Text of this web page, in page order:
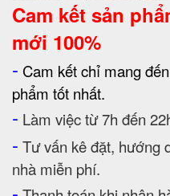
Cam kết sản
mới 100%
- Cam kết chỉ mang
phẩm tốt nhất.
- Làm việc từ 7h đến
- Tư vấn kê đặt, hướng
nhà miễn phí.